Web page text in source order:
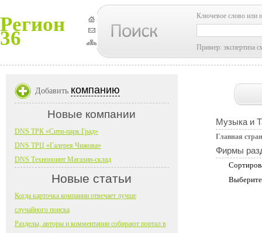
Регион
36
Ключевое слово или
Пример: экспертиза
Музыка и
Главная
Фирмы
Добавить компанию
Новые компании
DNS ТРК «Сити-парк Град»
DNS ТРЦ «Галерея Чижова»
DNS Технопоинт Магазин-склад
Новые статьи
Когда карточка компании отвечает лучше
случайного поиска
Разделы, авторы и комментарии собирают портал в